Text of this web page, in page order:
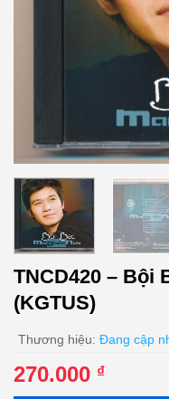
TNCD420 – Bội
(KGTUS)
Thương hiệu: Đang cập
270.000 ₫